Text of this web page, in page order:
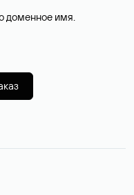
доменное имя.